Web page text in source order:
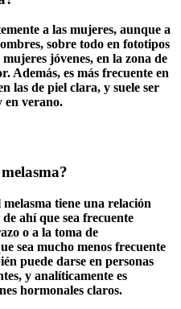
a las mujeres, aunque a
sobre todo en fototipos
jóvenes, en la zona de
Además, es más frecuente en
las de piel clara, y suele ser
en verano.
tiene una relación
ahí que sea frecuente
o a la toma de
sea mucho menos frecuente
puede darse en personas
y analíticamente es
hormonales claros.